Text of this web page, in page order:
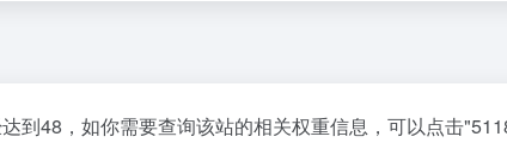
到48，如你需要查询该站的相关权重信息，可以点击"